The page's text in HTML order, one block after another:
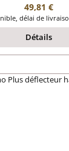
Prix
49,81 €
délai de
Détails